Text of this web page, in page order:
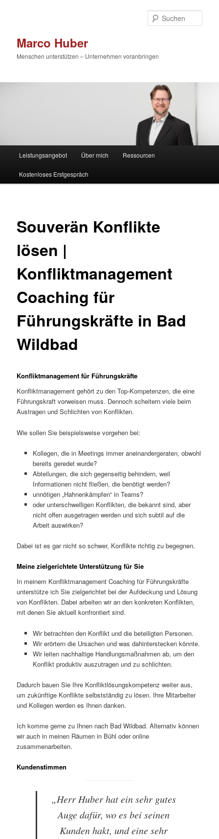
Marco Huber
Menschen unterstützen – Unternehmen voranbringen
Leistungsangebot Über mich Ressourcen
Kostenloses Erstgespräch
Souverän Konflikte
lösen |
Konfliktmanagement
Coaching für
Führungskräfte in Bad
Wildbad
Konfliktmanagement für Führungskräfte
Konfliktmanagement gehört zu den Top-Kompetenzen, die eine
Führungskraft vorweisen muss. Dennoch scheitern viele beim
Austragen und Schlichten von Konflikten.
Wie sollen Sie beispielsweise vorgehen bei:
Kollegen, die in Meetings immer aneinandergeraten, obwohl
bereits geredet wurde?
Abteilungen, die sich gegenseitig behindern, weil
Informationen nicht fließen, die benötigt werden?
unnötigen „Hahnenkämpfen“ in Teams?
oder unterschwelligen Konflikten, die bekannt sind, aber
nicht offen ausgetragen werden und sich subtil auf die
Arbeit auswirken?
Dabei ist es gar nicht so schwer, Konflikte richtig zu begegnen.
Meine zielgerichtete Unterstützung für Sie
In meinem Konfliktmanagement Coaching für Führungskräfte
unterstütze ich Sie zielgerichtet bei der Aufdeckung und Lösung
von Konflikten. Dabei arbeiten wir an den konkreten Konflikten,
mit denen Sie aktuell konfrontiert sind.
Wir betrachten den Konflikt und die beteiligten Personen.
Wir erörtern die Ursachen und was dahinterstecken könnte.
Wir leiten nachhaltige Handlungsmaßnahmen ab, um den
Konflikt produktiv auszutragen und zu schlichten.
Dadurch bauen Sie Ihre Konfliktlösungskompetenz weiter aus,
um zukünftige Konflikte selbstständig zu lösen. Ihre Mitarbeiter
und Kollegen werden es Ihnen danken.
Ich komme gerne zu Ihnen nach Bad Wildbad. Alternativ können
wir auch in meinen Räumen in Bühl oder online
zusammenarbeiten.
Kundenstimmen
„Herr Huber hat ein sehr gutes
Auge dafür, wo es bei seinen
Kunden hakt, und eine sehr